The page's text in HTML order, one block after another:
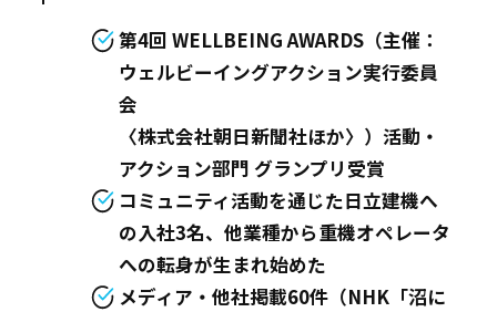
第4回 WELLBEING AWARDS（主催：
ウェルビーイングアクション実行委員
会
〈株式会社朝日新聞社ほか〉）活動・
アクション部門 グランプリ受賞
コミュニティ活動を通じた日立建機へ
の入社3名、他業種から重機オペレータ
への転身が生まれ始めた
メディア・他社掲載60件（NHK「沼に